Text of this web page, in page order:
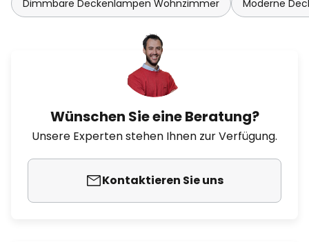
Dimmbare Deckenlampen Wohnzimmer Moderne
Wünschen Sie eine Beratung?
Unsere Experten stehen Ihnen zur Verfügung.
Kontaktieren Sie uns